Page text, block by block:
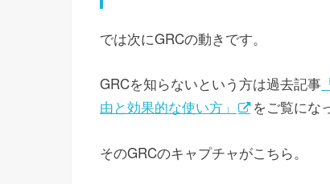
では次にGRCの動きです。
GRCを知らないという方は過去記事
由と効果的な使い方」
をご覧にな
そのGRCのキャプチャがこちら。